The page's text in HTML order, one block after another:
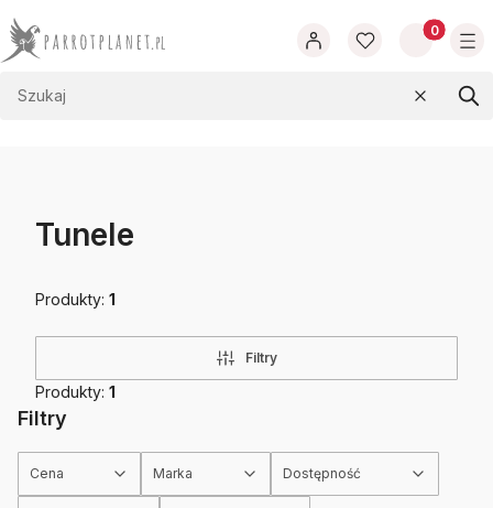
Produkty
Wyczyść
Tunele
Produkty: 1
Filtry
Produkty: 1
Filtry
Cena Marka Dostępność